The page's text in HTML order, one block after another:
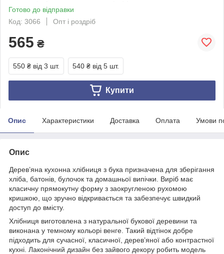
Готово до відправки
Код: 3066
Опт і роздріб
565 ₴
550 ₴ від 3 шт. 540 ₴ від 5 шт.
Купити
Опис Характеристики Доставка Оплата Умови
Опис
Дерев’яна кухонна хлібниця з бука призначена для зберігання
хліба, батонів, булочок та домашньої випічки. Виріб має
класичну прямокутну форму з заокругленою рухомою
кришкою, що зручно відкривається та забезпечує швидкий
доступ до вмісту.
Хлібниця виготовлена з натуральної букової деревини та
виконана у темному кольорі венге. Такий відтінок добре
підходить для сучасної, класичної, дерев’яної або контрастної
кухні. Лаконічний дизайн без зайвого декору робить модель